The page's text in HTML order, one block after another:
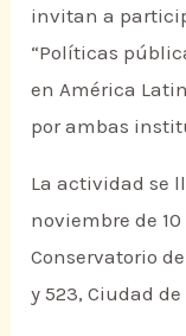
invitan a
“Políticas
en América
por ambas
La actividad se
noviembre de 10
Conservatorio
y 523, Ciudad